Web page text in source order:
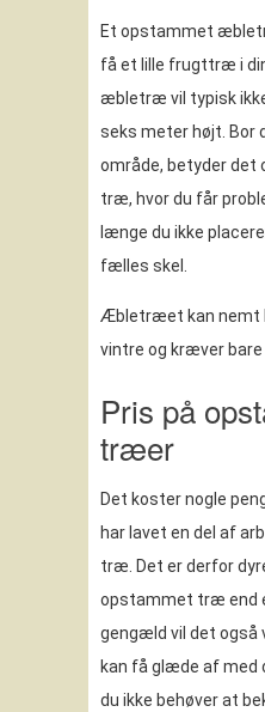
Et opstammet
få et lille frugttræ i
æbletræ vil typisk
seks meter højt. Bor
område, betyder det
træ, hvor du får
længe du ikke
fælles skel.
Æbletræet kan nemt
vintre og kræver bare
Pris på
træer
Det koster nogle
har lavet en del af
træ. Det er derfor
opstammet træ end
gengæld vil det
kan få glæde af med
du ikke behøver at